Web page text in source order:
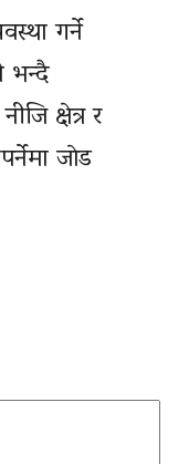
गर्ने
भन्दै
क्षेत्र र
जाेड